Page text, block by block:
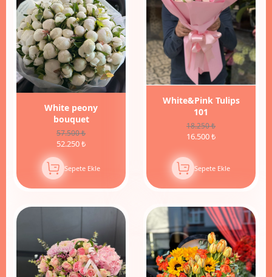
White peony
bouquet
57.500 ₺
52.250 ₺
Sepete Ekle
White&Pink Tulips
101
18.250 ₺
16.500 ₺
Sepete Ekle
12%
İndirim